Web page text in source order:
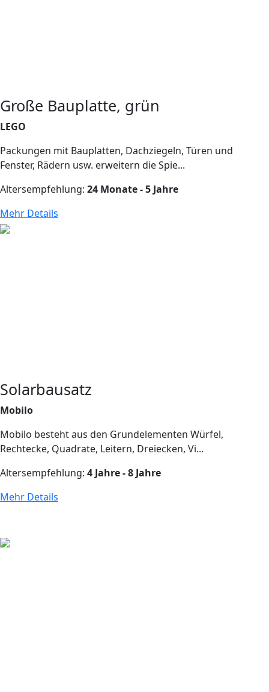
Große Bauplatte, grün
LEGO
Packungen mit Bauplatten, Dachziegeln, Türen und
Fenster, Rädern usw. erweitern die Spie...
Altersempfehlung: 24 Monate - 5 Jahre
Mehr Details
Solarbausatz
Mobilo
Mobilo besteht aus den Grundelementen Würfel,
Rechtecke, Quadrate, Leitern, Dreiecken, Vi...
Altersempfehlung: 4 Jahre - 8 Jahre
Mehr Details